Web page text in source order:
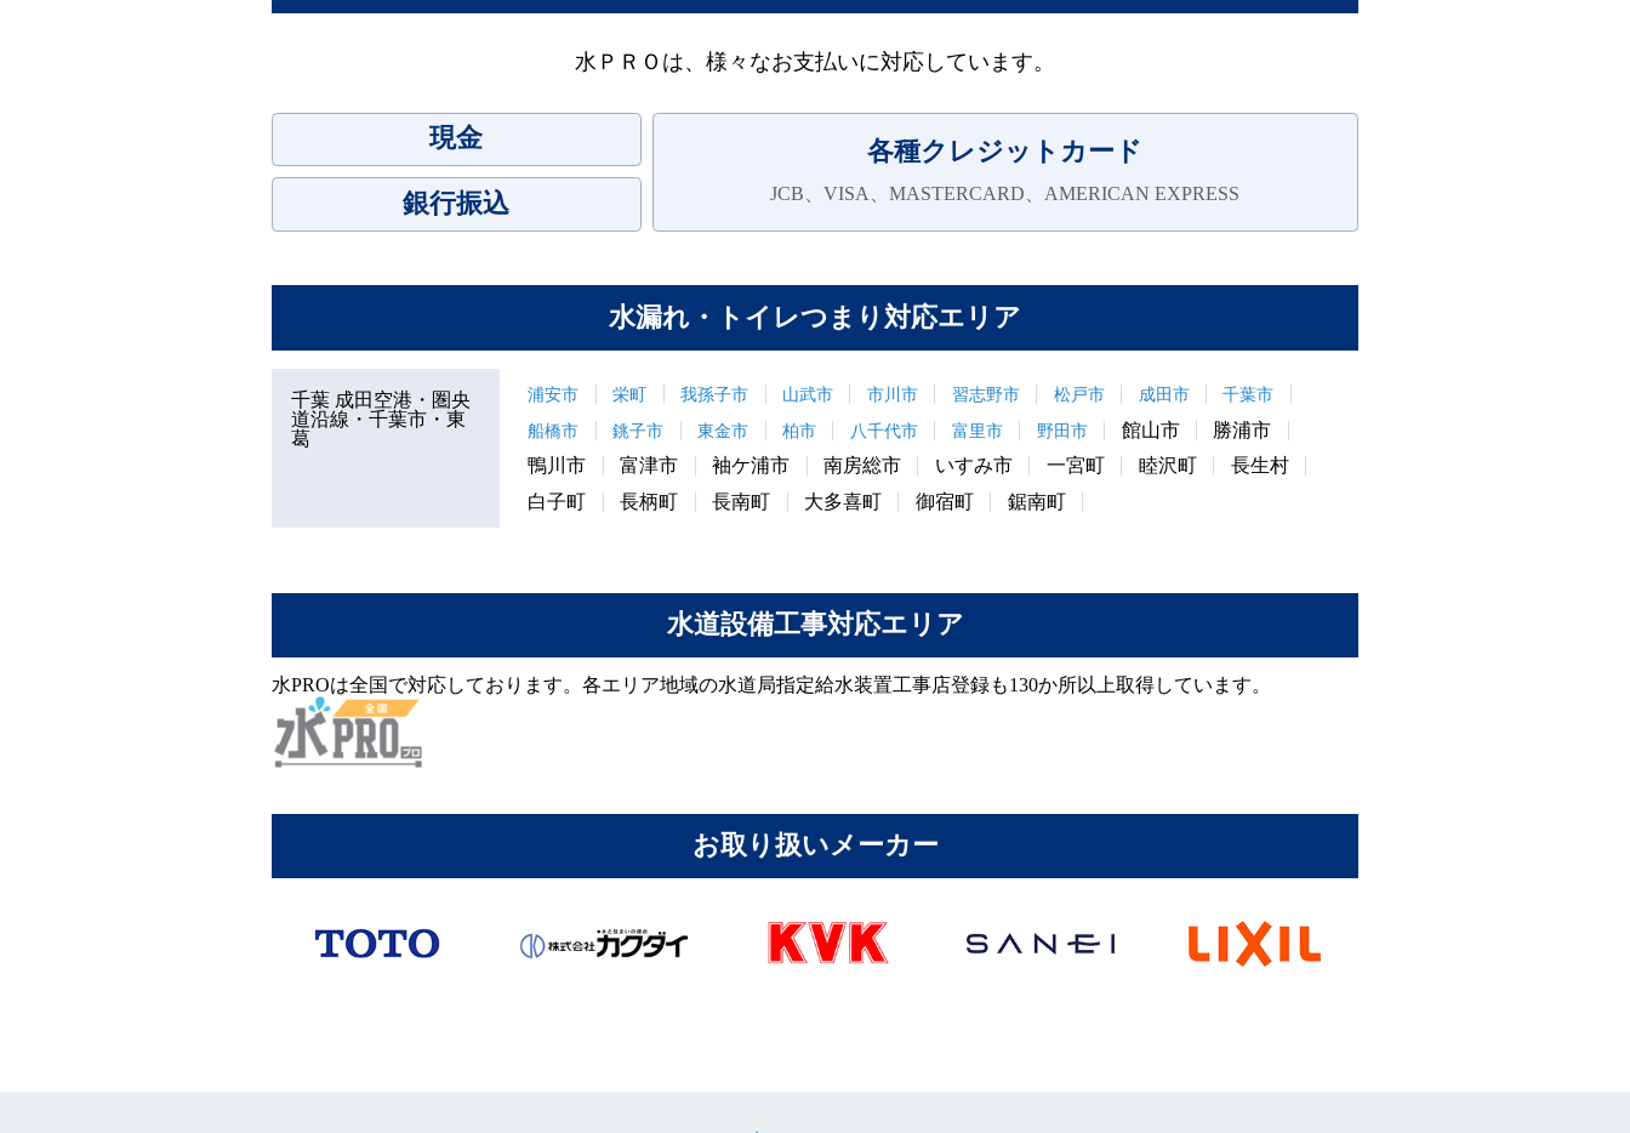
水ＰＲＯは、様々なお支払いに対応しています。
現金
銀行振込
各種クレジットカード
JCB、VISA、MASTERCARD、AMERICAN EXPRESS
水漏れ・トイレつまり対応エリア
千葉 成田空港・圏央
道沿線・千葉市・東
葛
浦安市 栄町 我孫子市 山武市 市川市 習志野市 松戸市 成田市
千葉市
船橋市
銚子市 東金市 柏市 八千代市 富里市 野田市 館山市
勝浦市
鴨川市
富津市 袖ケ浦市 南房総市 いすみ市 一宮町 睦沢町
長生村
白子町
長柄町 長南町 大多喜町 御宿町 鋸南町
水道設備工事対応エリア
水PROは全国で対応しております。各エリア地域の水道局指定給水装置工事店登録も130か所以上取得しています。
お取り扱いメーカー